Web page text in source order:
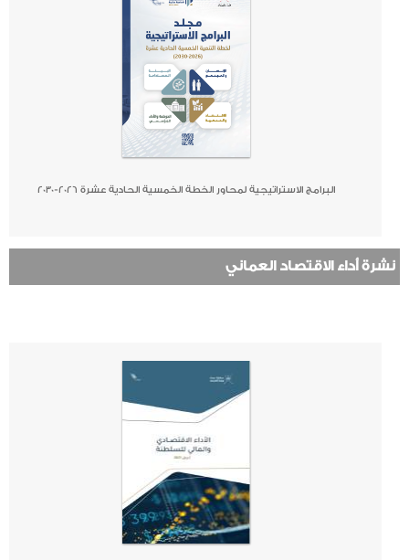
البرامج الاستراتيجية لمحاور الخطة الخمسية الحادية عشرة 2026-2030
نشرة أداء الاقتصاد العماني
كتاب جريدة صحيفة